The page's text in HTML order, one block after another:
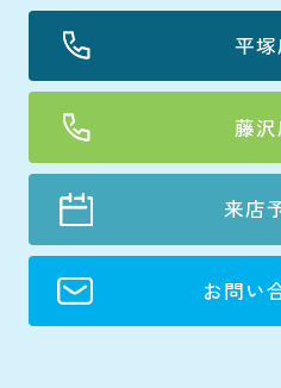
平塚
藤
来店
お問い